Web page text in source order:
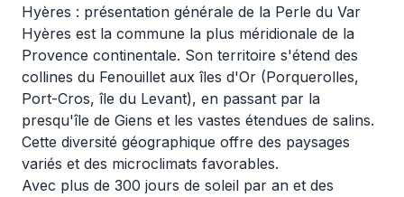
Hyères : présentation générale de la Perle du Var
Hyères est la commune la plus méridionale de la
Provence continentale. Son territoire s'étend des
collines du Fenouillet aux îles d'Or (Porquerolles,
Port-Cros, île du Levant), en passant par la
presqu'île de Giens et les vastes étendues de salins.
Cette diversité géographique offre des paysages
variés et des microclimats favorables.
Avec plus de 300 jours de soleil par an et des